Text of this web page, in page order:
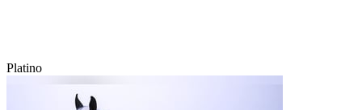
Platino